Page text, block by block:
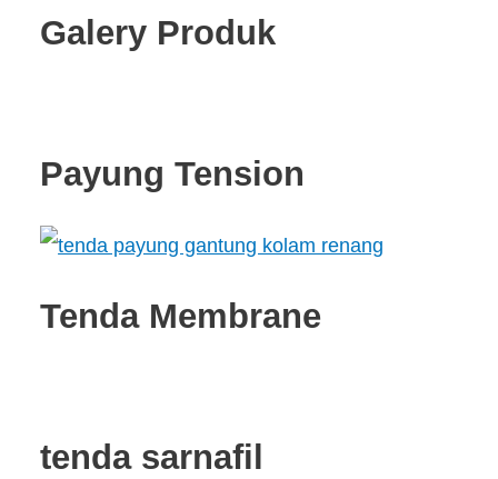
Galery Produk
Payung Tension
Tenda Membrane
tenda sarnafil